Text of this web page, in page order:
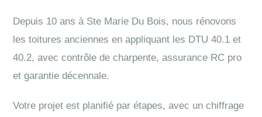
Depuis 10 ans à Ste Marie Du Bois, nous rénovons
les toitures anciennes en appliquant les DTU 40.1 et
40.2, avec contrôle de charpente, assurance RC pro
et garantie décennale.
Votre projet est planifié par étapes, avec un chiffrage